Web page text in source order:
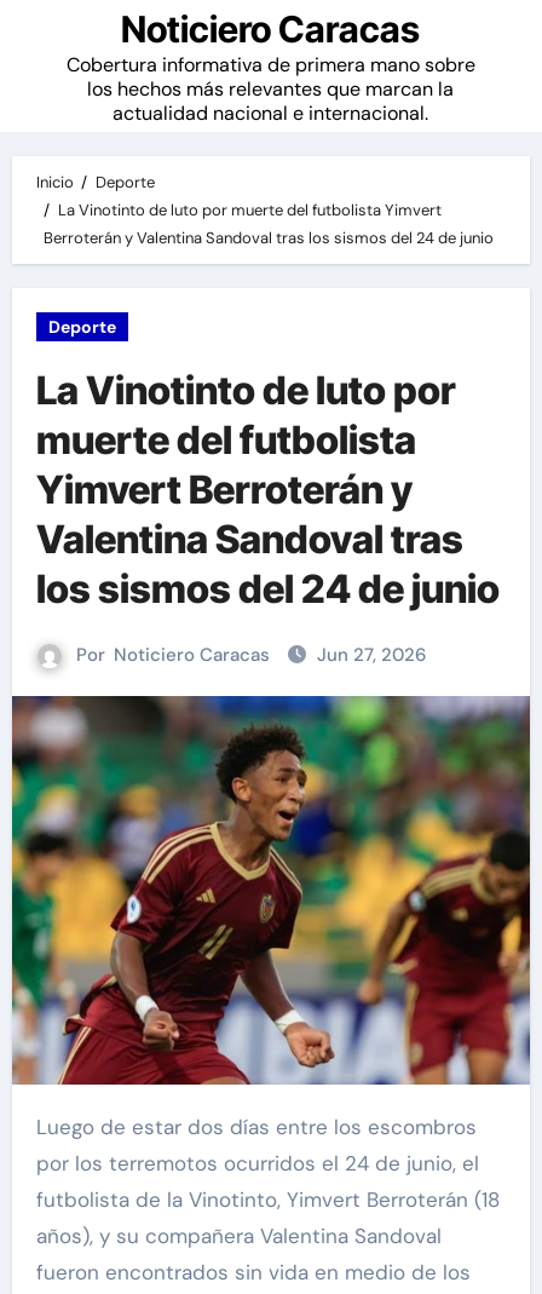
Noticiero Caracas
Cobertura informativa de primera mano sobre
los hechos más relevantes que marcan la
actualidad nacional e internacional.
Inicio
Deporte
La Vinotinto de luto por muerte del futbolista Yimvert
Berroterán y Valentina Sandoval tras los sismos del 24 de junio
Deporte
La Vinotinto de luto por
muerte del futbolista
Yimvert Berroterán y
Valentina Sandoval tras
los sismos del 24 de junio
Por Noticiero Caracas Jun 27, 2026
Luego de estar dos días entre los escombros
por los terremotos ocurridos el 24 de junio, el
futbolista de la Vinotinto, Yimvert Berroterán (18
años), y su compañera Valentina Sandoval
fueron encontrados sin vida en medio de los